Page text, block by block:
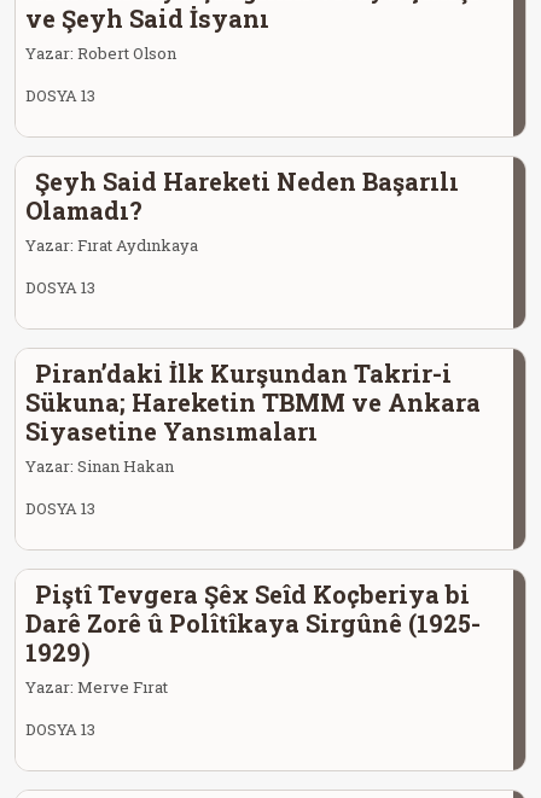
ve Şeyh Said İsyanı
Yazar: Robert Olson
DOSYA 13
Şeyh Said Hareketi Neden Başarılı
Olamadı?
Yazar: Fırat Aydınkaya
DOSYA 13
Piran’daki İlk Kurşundan Takrir-i
Sükuna; Hareketin TBMM ve Ankara
Siyasetine Yansımaları
Yazar: Sinan Hakan
DOSYA 13
Piştî Tevgera Şêx Seîd Koçberiya bi
Darê Zorê û Polîtîkaya Sirgûnê (1925-
1929)
Yazar: Merve Fırat
DOSYA 13